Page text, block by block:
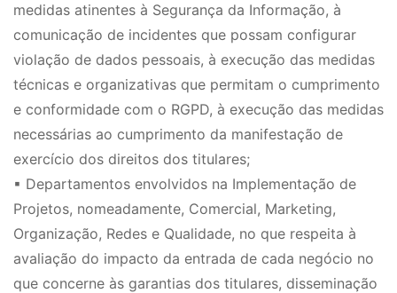
medidas atinentes à Segurança da Informação, à
comunicação de incidentes que possam configurar
violação de dados pessoais, à execução das medidas
técnicas e organizativas que permitam o cumprimento
e conformidade com o RGPD, à execução das medidas
necessárias ao cumprimento da manifestação de
exercício dos direitos dos titulares;
▪ Departamentos envolvidos na Implementação de
Projetos, nomeadamente, Comercial, Marketing,
Organização, Redes e Qualidade, no que respeita à
avaliação do impacto da entrada de cada negócio no
que concerne às garantias dos titulares, disseminação